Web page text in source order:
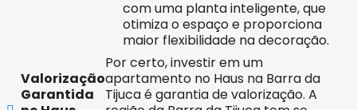
com uma planta inteligente, que
otimiza o espaço e proporciona
maior flexibilidade na decoração.
Valorização
Garantida
Por certo, investir em um
apartamento no Haus na Barra da
Tijuca é garantia de valorização. A